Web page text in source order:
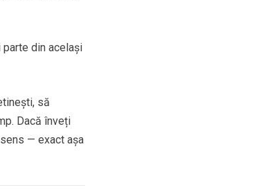
din același
să
Dacă înveți
— exact așa